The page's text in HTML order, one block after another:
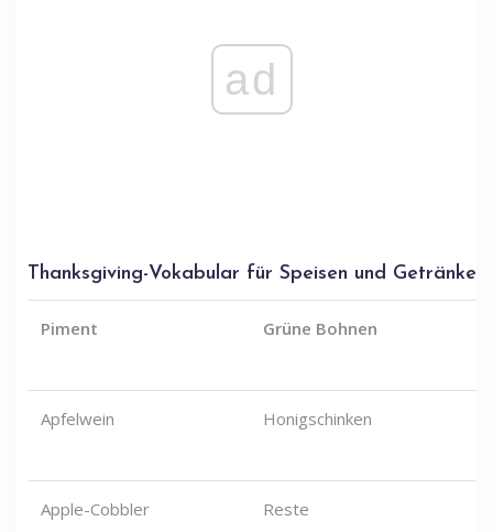
ad
Thanksgiving-Vokabular für Speisen und Getränke
Piment Grüne Bohnen
Apfelwein Honigschinken
Apple-Cobbler Reste